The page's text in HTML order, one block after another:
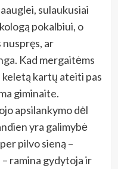
sulaukusiai
pokalbiui, o
ar
Kad mergaitėms
kartų ateiti pas
giminaite.
apsilankymo dėl
yra galimybė
pilvo sieną –
ramina gydytoja ir